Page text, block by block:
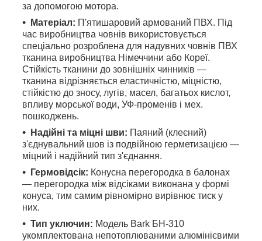
за допомогою мотора.
Матеріал: П'ятишаровий армований ПВХ. Під
час виробництва човнів використовується
спеціально розроблена для надувних човнів ПВХ
тканина виробництва Німеччини або Кореї.
Стійкість тканини до зовнішніх чинників —
тканина відрізняється еластичністю, міцністю,
стійкістю до зносу, лугів, масел, багатьох кислот,
впливу морської води, УФ-променів і мех.
пошкоджень.
Надійні та міцні шви: Паяний (клеєний)
з'єднувальний шов із подвійною герметизацією —
міцний і надійний тип з'єднання.
Гермовідсік: Конусна перегородка в балонах
— перегородка між відсіками виконана у формі
конуса, тим самим рівномірно вирівнює тиск у
них.
Тип уключин: Модель Bark БН-310
укомплектована непотоплюваними алюмінієвими